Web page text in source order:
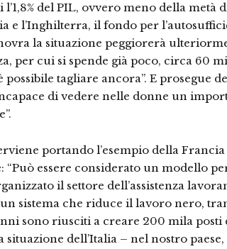
del PIL, ovvero meno della metà
e l’Inghilterra, il fondo per
la situazione peggiorerà
per cui si spende già poco, circa 60
tagliare ancora”. E prosegue
di vedere nelle donne un
portando l’esempio della
essere considerato un modello per
il settore dell’assistenza
sistema che riduce il lavoro nero,
sono riusciti a creare 200 mila posti
dell’Italia – nel nostro paese,